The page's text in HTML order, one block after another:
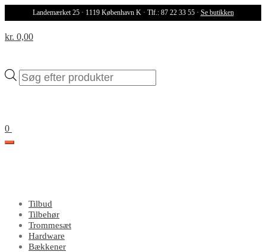
Landemærket 25 · 1119 København K · Tlf.: 87 22 33 55 · Se butikken
Products
search
kr. 0,00
0
Tilbud
Tilbehør
Trommesæt
Hardware
Bækkener